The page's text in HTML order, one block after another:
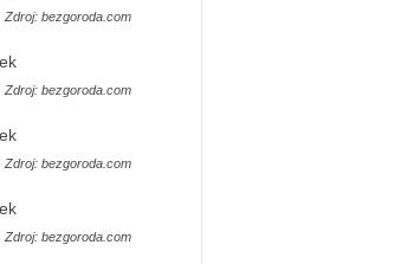
Zdroj: bezgoroda.com
Zdroj: bezgoroda.com
Zdroj: bezgoroda.com
Zdroj: bezgoroda.com